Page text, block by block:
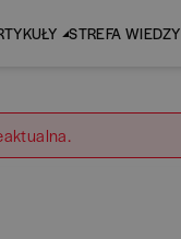
STREFA WIEDZY